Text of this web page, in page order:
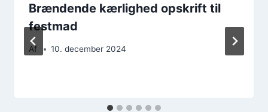
Brændende kærlighed opskrift til
festmad
Af 10. december 2024